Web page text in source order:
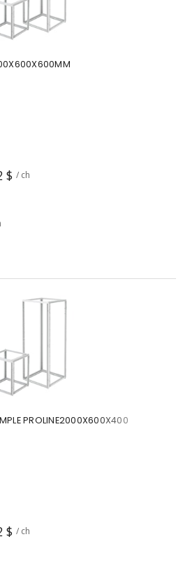
$ / ch
PROLINE2000X600X400
$ / ch